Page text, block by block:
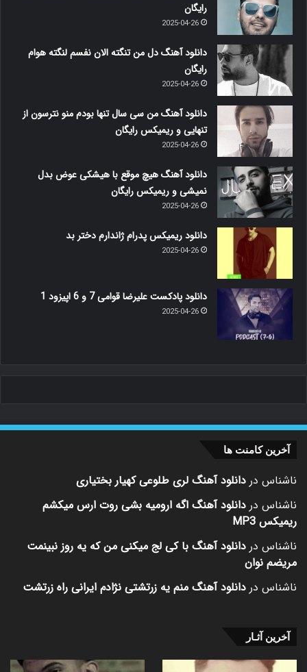
رایگان
2025-04-26
دانلود آهنگ دل من تنگته الان نفسم لنگته هوام
رایگان
2025-04-26
دانلود آهنگ من سی سال تنها بودم منو نترسون از
تنهایی و ریمیکس رایگان
2025-04-26
دانلود آهنگ هیچ موقع با هیشکی عوض بدل
نمیشی و ریمیکس رایگان
2025-04-26
دانلود ریمیکس پدرام ژاندارم دختر بد
2025-04-26
دانلود پادکست علیرضا قوامی 7 و 6 اپیزود 1
2025-04-26
آخرین کامنت ها
ناشناس در دانلود آهنگ لری طلوعی کهیار بختیاری
ناشناس در دانلود آهنگ اگه ارومیه بشی روت ارس میکشم
ریمیکس MP3
ناشناس در دانلود آهنگ با کی لج میکنی من که یه روز نبینمت
مریضم نوان
ناشناس در دانلود آهنگ منم یه زرتشتی نژادم ایرانی راه زرتشت
آخرین آثـار